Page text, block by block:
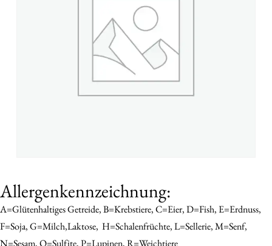
Allergenkennzeichnung:
A=Glütenhaltiges Getreide, B=Krebstiere, C=Eier, D=Fish, E=Erdnuss,
F=Soja, G=Milch,Laktose, H=schalenfrüchte, L=sellerie, M=senf,